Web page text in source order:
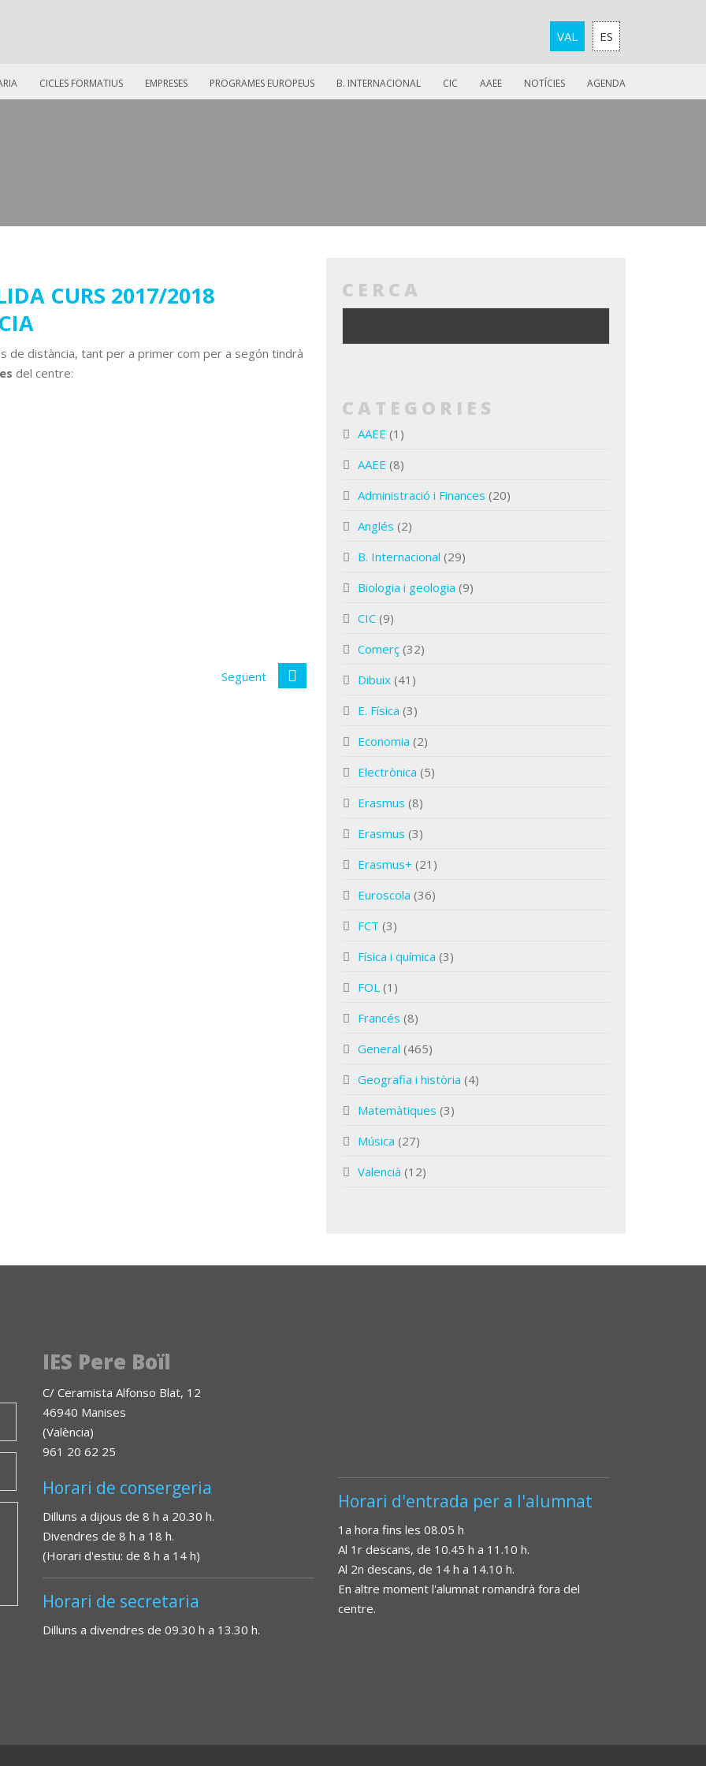
VAL ES
CICLES FORMATIUS EMPRESES PROGRAMES EUROPEUS B. INTERNACIONAL CIC AAEE NOTÍCIES AGENDA
CURS 2017/2018
de distància, tant per a primer com per a segón tindrà
del centre:
Següent
CERCA
CATEGORIES
AAEE (1)
AAEE (8)
Administració i Finances (20)
Anglés (2)
B. Internacional (29)
Biologia i geologia (9)
CIC (9)
Comerç (32)
Dibuix (41)
E. Física (3)
Economia (2)
Electrònica (5)
Erasmus (8)
Erasmus (3)
Erasmus+ (21)
Euroscola (36)
FCT (3)
Física i química (3)
FOL (1)
Francés (8)
General (465)
Geografia i història (4)
Matemàtiques (3)
Música (27)
Valencià (12)
IES Pere Boïl
C/ Ceramista Alfonso Blat, 12
46940 Manises
(València)
961 20 62 25
Horari de consergeria
Dilluns a dijous de 8 h a 20.30 h.
Divendres de 8 h a 18 h.
(Horari d'estiu: de 8 h a 14 h)
Horari de secretaria
Dilluns a divendres de 09.30 h a 13.30 h.
Horari d'entrada per a l'alumnat
1a hora fins les 08.05 h
Al 1r descans, de 10.45 h a 11.10 h.
Al 2n descans, de 14 h a 14.10 h.
En altre moment l'alumnat romandrà fora del
centre.